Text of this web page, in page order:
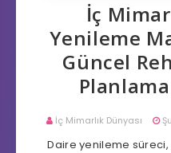
İç
Yenileme
Güncel
İç Mimarlık Dünyası
Daire yenileme süreci,